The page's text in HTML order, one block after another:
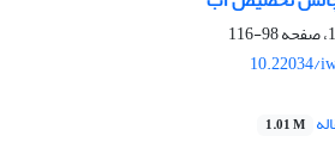
98-116
10.22034/
1.01 M